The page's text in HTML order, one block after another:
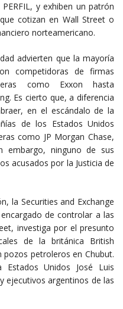
y exhiben un patrón
cotizan en Wall Street o
norteamericano.
advierten que la mayoría
competidoras de firmas
como Exxon hasta
Es cierto que, a diferencia
en el escándalo de la
de los Estados Unidos
como JP Morgan Chase,
embargo, ninguno de sus
acusados por la Justicia de
la Securities and Exchange
de controlar a las
investiga por el presunto
de la británica British
petroleros en Chubut.
Unidos José Luis
ejecutivos argentinos de las